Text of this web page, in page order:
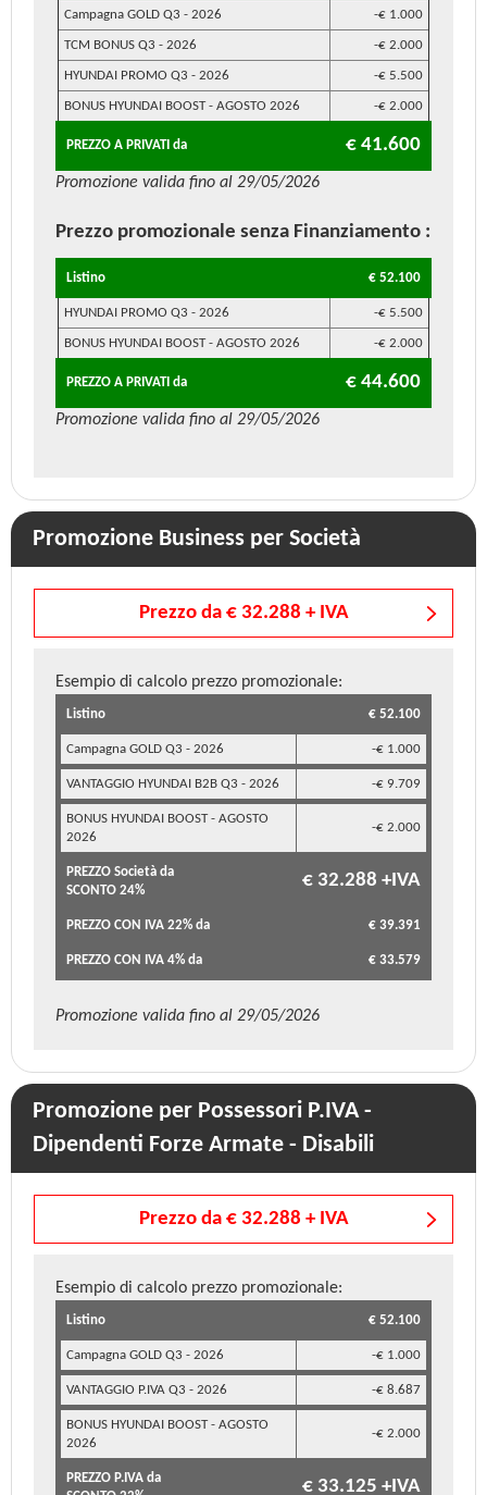
Campagna GOLD Q3 - 2026 -€ 1.000
TCM BONUS Q3 - 2026 -€ 2.000
HYUNDAI PROMO Q3 - 2026 -€ 5.500
BONUS HYUNDAI BOOST - AGOSTO 2026 -€ 2.000
PREZZO A PRIVATI da € 41.600
Promozione valida fino al 29/05/2026
Prezzo promozionale senza Finanziamento :
Listino € 52.100
HYUNDAI PROMO Q3 - 2026 -€ 5.500
BONUS HYUNDAI BOOST - AGOSTO 2026 -€ 2.000
PREZZO A PRIVATI da € 44.600
Promozione valida fino al 29/05/2026
Promozione Business per Società
Prezzo da € 32.288 + IVA
Esempio di calcolo prezzo promozionale:
Listino € 52.100
Campagna GOLD Q3 - 2026 -€ 1.000
VANTAGGIO HYUNDAI B2B Q3 - 2026 -€ 9.709
BONUS HYUNDAI BOOST - AGOSTO
2026
-€ 2.000
PREZZO Società da
SCONTO 24%
€ 32.288 +IVA
PREZZO CON IVA 22% da € 39.391
PREZZO CON IVA 4% da € 33.579
Promozione valida fino al 29/05/2026
Promozione per Possessori P.IVA -
Dipendenti Forze Armate - Disabili
Prezzo da € 32.288 + IVA
Esempio di calcolo prezzo promozionale:
Listino € 52.100
Campagna GOLD Q3 - 2026 -€ 1.000
VANTAGGIO P.IVA Q3 - 2026 -€ 8.687
BONUS HYUNDAI BOOST - AGOSTO
2026
-€ 2.000
PREZZO P.IVA da
€ 33.125 +IVA